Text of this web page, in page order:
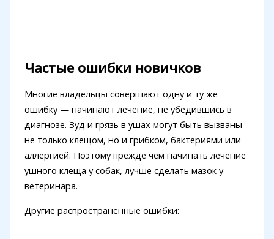
Частые ошибки новичков
Многие владельцы совершают одну и ту же
ошибку — начинают лечение, не убедившись в
диагнозе. Зуд и грязь в ушах могут быть вызваны
не только клещом, но и грибком, бактериями или
аллергией. Поэтому прежде чем начинать лечение
ушного клеща у собак, лучше сделать мазок у
ветеринара.
Другие распространённые ошибки: